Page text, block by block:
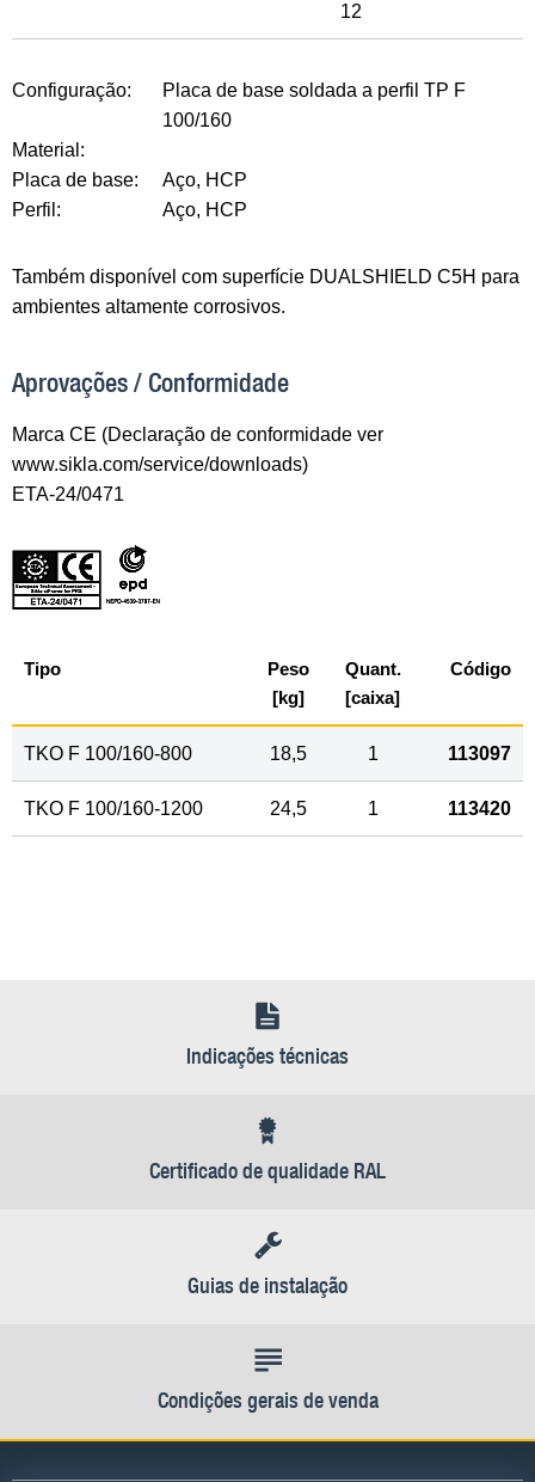
12
Configuração:
Placa de base soldada a perfil TP F
100/160
Material:
Placa de base:
Aço, HCP
Perfil:
Aço, HCP
Também disponível com superfície DUALSHIELD C5H para
ambientes altamente corrosivos.
Aprovações / Conformidade
Marca CE (Declaração de conformidade ver
www.sikla.com/service/downloads)
ETA-24/0471
Tipo
Peso
[kg]
Quant.
[caixa]
Código
TKO F 100/160-800 18,5 1 113097
TKO F 100/160-1200 24,5 1 113420
Indicações técnicas
Certificado de qualidade RAL
Guias de instalação
Condições gerais de venda